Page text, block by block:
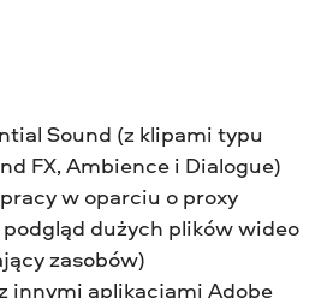
Sound (z klipami typu
FX, Ambience i Dialogue)
w oparciu o proxy
podgląd dużych plików wideo
zasobów)
innymi aplikacjami Adobe